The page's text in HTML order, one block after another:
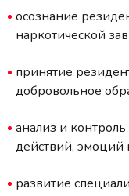
осознание
наркотической
принятие
добровольное
анализ и
действий,
развитие